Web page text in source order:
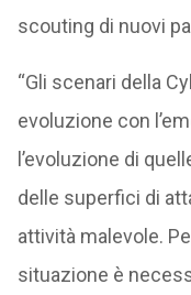
scouting di nuovi
“Gli scenari della
evoluzione con
l’evoluzione di
delle superfici di
attività malevole.
situazione è